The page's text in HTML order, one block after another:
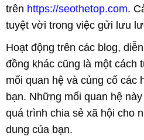
trên https://seothetop.com.
tuyệt vời trong việc gửi lưu
Hoạt động trên các blog,
đồng khác cũng là một cách
mối quan hệ và củng cố các
bạn. Những mối quan hệ
quá trình chia sẻ xã hội cho
dung của bạn.